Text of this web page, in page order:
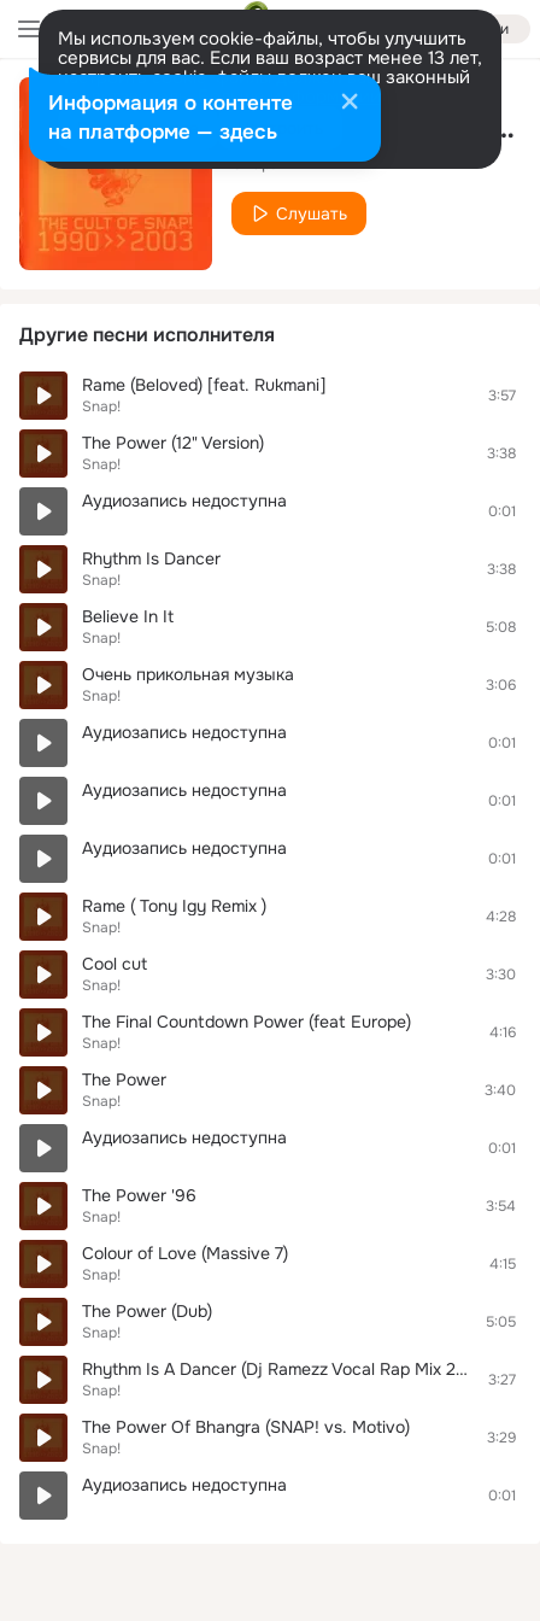
Войти
Мы используем cookie-файлы, чтобы улучшить
сервисы для вас. Если ваш возраст менее 13 лет,
настроить cookie-файлы должен ваш законный
представитель. Больше информации
Разрешить все Настроить Rame (Dubstepbaster 2012 remix)
Snap!
Слушать
Другие песни исполнителя
Rame (Beloved) [feat. Rukmani]
Snap!
3:57
The Power (12" Version)
Snap!
3:38
Аудиозапись недоступна 0:01
Rhythm Is Dancer
Snap!
3:38
Believe In It
Snap!
5:08
Очень прикольная музыка
Snap!
3:06
Аудиозапись недоступна 0:01
Аудиозапись недоступна 0:01
Аудиозапись недоступна 0:01
Rame ( Tony Igy Remix )
Snap!
4:28
Cool cut
Snap!
3:30
The Final Countdown Power (feat Europe)
Snap!
4:16
The Power
Snap!
3:40
Аудиозапись недоступна 0:01
The Power '96
Snap!
3:54
Colour of Love (Massive 7)
Snap!
4:15
The Power (Dub)
Snap!
5:05
Rhythm Is A Dancer (Dj Ramezz Vocal Rap Mix 2020)
Snap!
3:27
The Power Of Bhangra (SNAP! vs. Motivo)
Snap!
3:29
Аудиозапись недоступна 0:01
Информация о контенте
на платформе — здесь